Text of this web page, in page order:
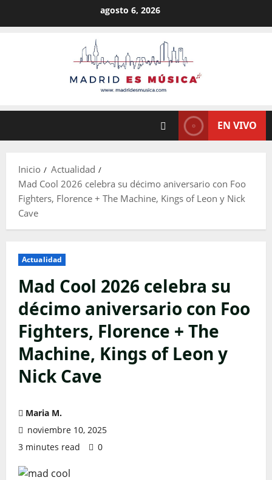
agosto 6, 2026
EN VIVO
Inicio
Actualidad
Mad Cool 2026 celebra su décimo aniversario con Foo
Fighters, Florence + The Machine, Kings of Leon y Nick
Cave
Actualidad
Mad Cool 2026 celebra su
décimo aniversario con Foo
Fighters, Florence + The
Machine, Kings of Leon y
Nick Cave
Maria M.
noviembre 10, 2025
3 minutes read
0